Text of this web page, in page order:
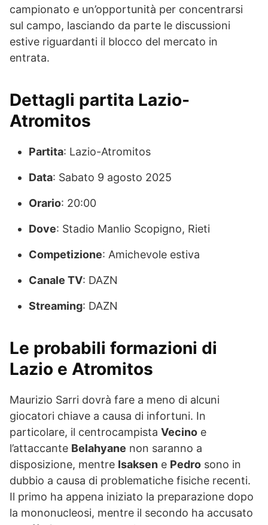
campionato e un’opportunità per concentrarsi
sul campo, lasciando da parte le discussioni
estive riguardanti il blocco del mercato in
entrata.
Dettagli partita Lazio-
Atromitos
Partita: Lazio-Atromitos
Data: Sabato 9 agosto 2025
Orario: 20:00
Dove: Stadio Manlio Scopigno, Rieti
Competizione: Amichevole estiva
Canale TV: DAZN
Streaming: DAZN
Le probabili formazioni di
Lazio e Atromitos
Maurizio Sarri dovrà fare a meno di alcuni
giocatori chiave a causa di infortuni. In
particolare, il centrocampista Vecino e
l’attaccante Belahyane non saranno a
disposizione, mentre Isaksen e Pedro sono in
dubbio a causa di problematiche fisiche recenti.
Il primo ha appena iniziato la preparazione dopo
la mononucleosi, mentre il secondo ha accusato